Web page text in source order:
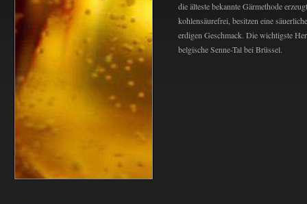
die älteste bekannte Gärmethode
kohlensäurefrei, besitzen eine
erdigen Geschmack. Die wichtigste
belgische Senne-Tal bei Brüssel.